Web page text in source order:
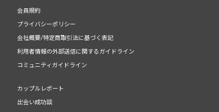
会員規約
プライバシーポリシー
会社概要/特定商取引法に基づく表記
利用者情報の外部送信に関するガイドライン
コミュニティガイドライン
カップルレポート
出会い成功談